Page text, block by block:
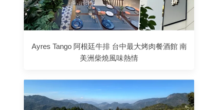
Ayres Tango 阿根廷牛排 台中最大烤肉餐酒館 南
美洲柴燒風味熱情